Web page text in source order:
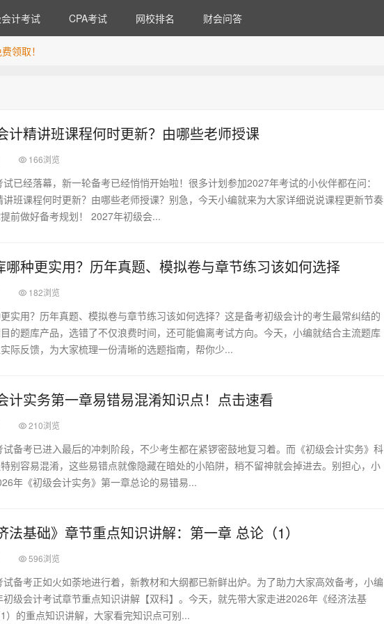
计考试 CPA考试 网校排名 财会问答
领取！
计精讲班课程何时更新？由哪些老师授课
166浏览
已经落幕，新一轮备考已经悄悄开始啦！很多计划参加2027年考试的小伙伴都在问：
班课程何时更新？由哪些老师授课？别急，今天小编就来为大家详细说说课程更新节奏
前做好备考规划！ 2027年初级会...
哪种更实用？历年真题、模拟卷与章节练习该如何选择
182浏览
实用？历年真题、模拟卷与章节练习该如何选择？这是备考初级会计的考生最常纠结的
的题库产品，选错了不仅浪费时间，还可能偏离考试方向。今天，小编就结合主流题库
际反馈，为大家梳理一份清晰的选题指南，帮你少...
计实务第一章易错易混淆知识点！点击速看
210浏览
备考已进入最后的冲刺阶段，不少考生都在紧锣密鼓地复习着。而《初级会计实务》科
别容易混淆，这些易错点就像隐藏在暗处的小陷阱，稍不留神就会掉进去。别担心，小
年《初级会计实务》第一章总论的易错易...
法基础》章节重点知识讲解：第一章 总论（1）
596浏览
备考正如火如荼地进行着，新教材和大纲都已新鲜出炉。为了助力大家高效备考，小编
级会计考试章节重点知识讲解【双科】。今天，就先带大家走进2026年《经济法基
）的重点知识讲解，大家看完知识点可别...